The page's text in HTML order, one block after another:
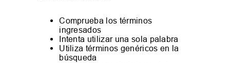
Comprueba los términos
ingresados
Intenta utilizar una sola palabra
Utiliza términos genéricos en la
búsqueda